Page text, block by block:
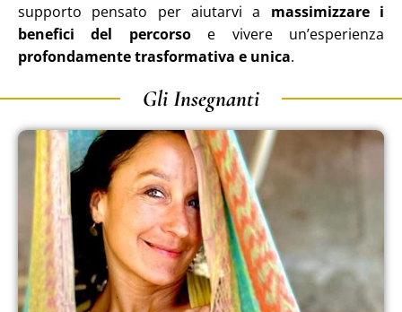
supporto pensato per aiutarvi a massimizzare i
benefici del percorsoe vivere un’esperienza
profondamente trasformativa e unica.
Gli Insegnanti